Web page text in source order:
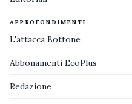
APPROFONDIMENTI
L'attacca Bottone
Abbonamenti EcoPlus
Redazione